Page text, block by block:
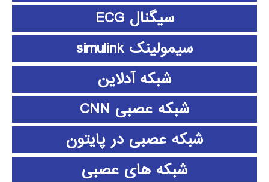
سیگنال ECG
سیمولینک simulink
شبکه آدلاین
شبکه عصبی CNN
شبکه عصبی در پایتون
شبکه های عصبی